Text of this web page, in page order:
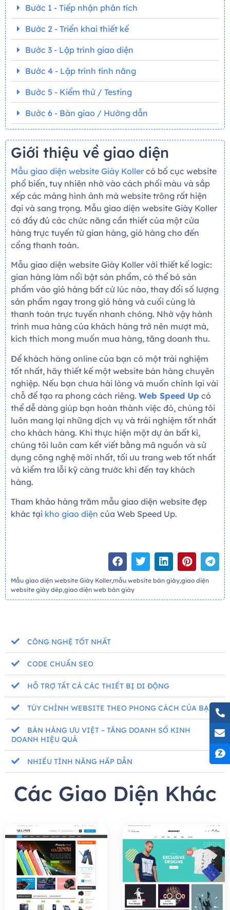
Bước 1 - Tiếp nhận phân tích
Bước 2 - Triển khai thiết kế
Bước 3 - Lập trình giao diện
Bước 4 - Lập trình tính năng
Bước 5 - Kiểm thử / Testing
Bước 6 - Bàn giao / Hướng dẫn
Giới thiệu về giao diện
Mẫu giao diện website Giày Koller có bố cục website
phổ biến, tuy nhiên nhờ vào cách phối màu và sắp
xếp các mảng hình ảnh mà website trông rất hiện
đại và sang trọng. Mẫu giao diện website Giày Koller
có đầy đủ các chức năng cần thiết của một cửa
hàng trực tuyến từ gian hàng, giỏ hàng cho đến
cổng thanh toán.
Mẫu giao diện website Giày Koller với thiết kế logic:
gian hàng làm nổi bật sản phẩm, có thể bỏ sản
phẩm vào giỏ hàng bất cứ lúc nào, thay đổi số lượng
sản phẩm ngay trong giỏ hàng và cuối cùng là
thanh toán trực tuyến nhanh chóng. Nhờ vậy hành
trình mua hàng của khách hàng trở nên mượt mà,
kích thích mong muốn mua hàng, tăng doanh thu.
Để khách hàng online của bạn có một trải nghiệm
tốt nhất, hãy thiết kế một website bán hàng chuyên
nghiệp. Nếu bạn chưa hài lòng và muốn chỉnh lại vài
chỗ để tạo ra phong cách riêng. Web Speed Up có
thể dễ dàng giúp bạn hoàn thành việc đó, chúng tôi
luôn mang lại những dịch vụ và trải nghiệm tốt nhất
cho khách hàng. Khi thực hiện một dự án bất kì,
chúng tôi luôn cam kết viết bằng mã nguồn và sử
dụng công nghệ mới nhất, tối ưu trang web tốt nhất
và kiểm tra lỗi kỹ càng trước khi đến tay khách
hàng.
Tham khảo hàng trăm mẫu giao diện website đẹp
khác tại kho giao diện của Web Speed Up.
Mẫu giao diện website Giày Koller,mẫu website bán giày,giao diện
website giày dép,giao diện web bán giày
CÔNG NGHỆ TỐT NHẤT
CODE CHUẨN SEO
HỖ TRỢ TẤT CẢ CÁC THIẾT BỊ DI ĐỘNG
TÙY CHỈNH WEBSITE THEO PHONG CÁCH CỦA BẠN
BÁN HÀNG ƯU VIỆT – TĂNG DOANH SỐ KINH
DOANH HIỆU QUẢ
NHIỀU TÍNH NĂNG HẤP DẪN
Các Giao Diện Khác